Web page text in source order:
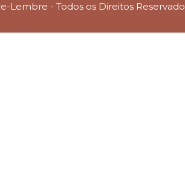
Lembre - Todos os Direitos Reservado